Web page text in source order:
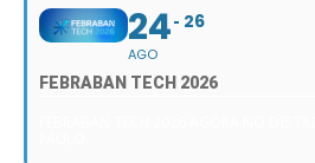
24
AGO
26
FEBRABAN TECH 2026